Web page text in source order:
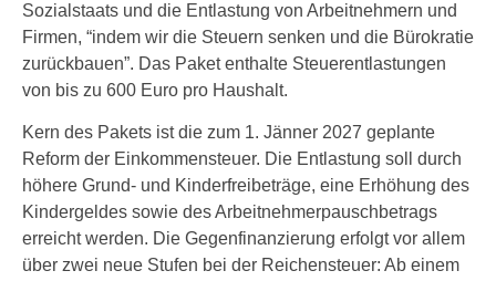
Sozialstaats und die Entlastung von Arbeitnehmern und
Firmen, “indem wir die Steuern senken und die Bürokratie
zurückbauen”. Das Paket enthalte Steuerentlastungen
von bis zu 600 Euro pro Haushalt.
Kern des Pakets ist die zum 1. Jänner 2027 geplante
Reform der Einkommensteuer. Die Entlastung soll durch
höhere Grund- und Kinderfreibeträge, eine Erhöhung des
Kindergeldes sowie des Arbeitnehmerpauschbetrags
erreicht werden. Die Gegenfinanzierung erfolgt vor allem
über zwei neue Stufen bei der Reichensteuer: Ab einem